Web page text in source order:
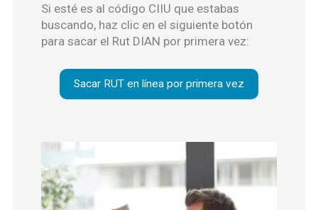
Si esté es al código CIIU que estabas
buscando, haz clic en el siguiente botón
para sacar el Rut DIAN por primera vez:
Sacar RUT en línea por primera vez